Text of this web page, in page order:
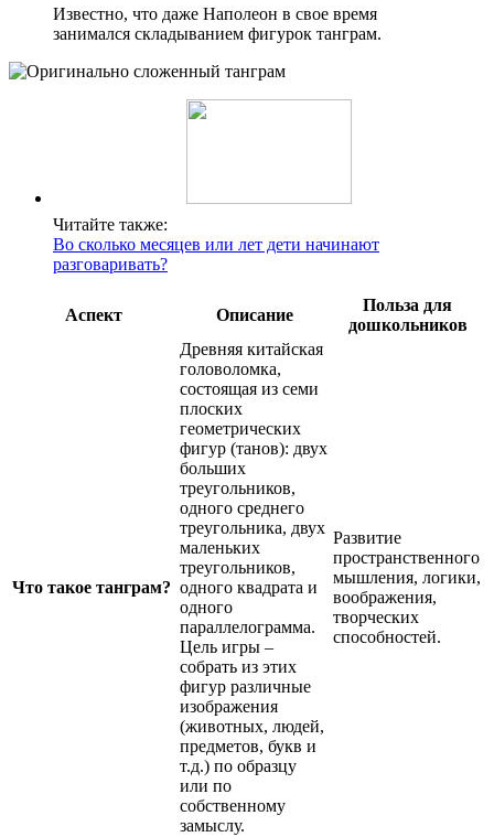
Известно, что даже Наполеон в свое время
занимался складыванием фигурок танграм.
Читайте также:
Во сколько месяцев или лет дети начинают
разговаривать?
Аспект Описание
Польза для
дошкольников
Что такое танграм?
Древняя китайская
головоломка,
состоящая из семи
плоских
геометрических
фигур (танов): двух
больших
треугольников,
одного среднего
треугольника, двух
маленьких
треугольников,
одного квадрата и
одного
параллелограмма.
Цель игры –
собрать из этих
фигур различные
изображения
(животных, людей,
предметов, букв и
т.д.) по образцу
или по
собственному
замыслу.
Развитие
пространственного
мышления, логики,
воображения,
творческих
способностей.